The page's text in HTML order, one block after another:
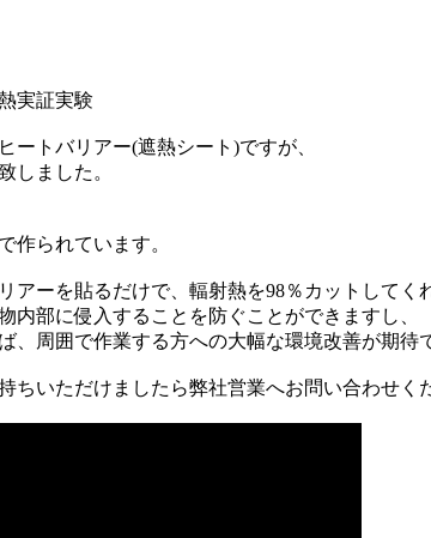
実証実験
ートバリアー(遮熱シート)ですが、
しました。
作られています。
アーを貼るだけで、輻射熱を98％カットしてく
内部に侵入することを防ぐことができますし、
、周囲で作業する方への大幅な環境改善が期待
ちいただけましたら弊社営業へお問い合わせく